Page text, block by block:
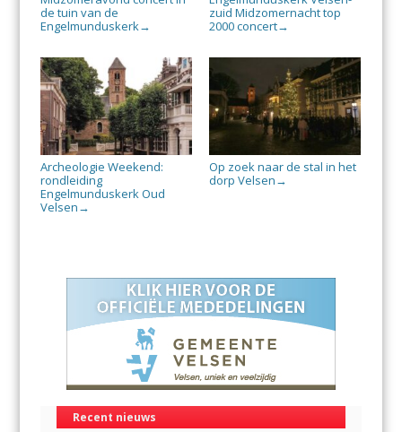
de tuin van de
Engelmunduskerk→
zuid Midzomernacht top
2000 concert→
Archeologie Weekend:
rondleiding
Engelmunduskerk Oud
Velsen →
Op zoek naar de stal in het
dorp Velsen →
Recent nieuws